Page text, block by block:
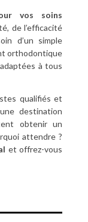
vos soins
de l’efficacité
d’un simple
orthodontique
à tous
qualifiés et
destination
obtenir un
attendre ?
et offrez-vous